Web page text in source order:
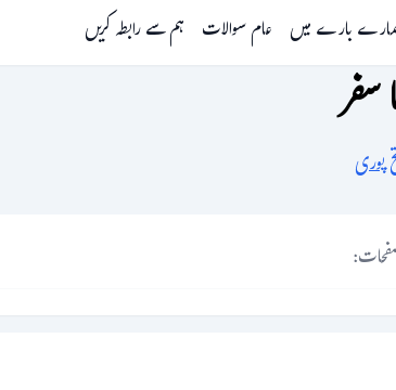
بارے میں عام سوالات ہم سے رابطہ کریں
پوری